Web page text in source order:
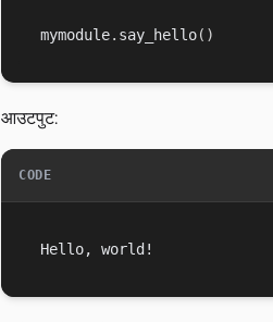
mymodule. say_hello( )
आउटपुट:
CODE